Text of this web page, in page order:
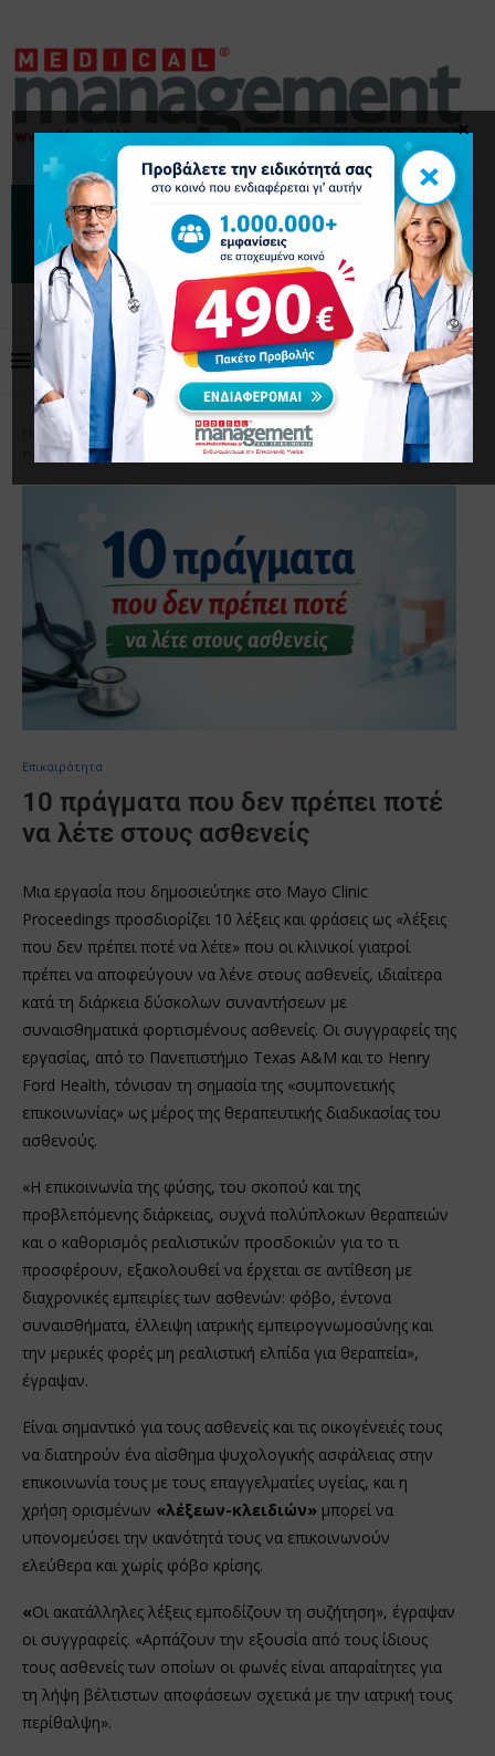
Home Επικαιρότητα
10 πράγματα που δεν πρέπει
ποτέ να λέτε στους ασθενείς
Επικαιρότητα
10 πράγματα που δεν πρέπει ποτέ
να λέτε στους ασθενείς
Μια εργασία που δημοσιεύτηκε στο Mayo Clinic
Proceedings προσδιορίζει 10 λέξεις και φράσεις ως «λέξεις
που δεν πρέπει ποτέ να λέτε» που οι κλινικοί γιατροί
πρέπει να αποφεύγουν να λένε στους ασθενείς, ιδιαίτερα
κατά τη διάρκεια δύσκολων συναντήσεων με
συναισθηματικά φορτισμένους ασθενείς. Οι συγγραφείς της
εργασίας, από το Πανεπιστήμιο Texas A&M και το Henry
Ford Health, τόνισαν τη σημασία της «συμπονετικής
επικοινωνίας» ως μέρος της θεραπευτικής διαδικασίας του
ασθενούς.
«Η επικοινωνία της φύσης, του σκοπού και της
προβλεπόμενης διάρκειας, συχνά πολύπλοκων θεραπειών
και ο καθορισμός ρεαλιστικών προσδοκιών για το τι
προσφέρουν, εξακολουθεί να έρχεται σε αντίθεση με
διαχρονικές εμπειρίες των ασθενών: φόβο, έντονα
συναισθήματα, έλλειψη ιατρικής εμπειρογνωμοσύνης και
την μερικές φορές μη ρεαλιστική ελπίδα για θεραπεία»,
έγραψαν.
Είναι σημαντικό για τους ασθενείς και τις οικογένειές τους
να διατηρούν ένα αίσθημα ψυχολογικής ασφάλειας στην
επικοινωνία τους με τους επαγγελματίες υγείας, και η
χρήση ορισμένων «λέξεων-κλειδιών» μπορεί να
υπονομεύσει την ικανότητά τους να επικοινωνούν
ελεύθερα και χωρίς φόβο κρίσης.
«Οι ακατάλληλες λέξεις εμποδίζουν τη συζήτηση», έγραψαν
οι συγγραφείς. «Αρπάζουν την εξουσία από τους ίδιους
τους ασθενείς των οποίων οι φωνές είναι απαραίτητες για
τη λήψη βέλτιστων αποφάσεων σχετικά με την ιατρική τους
περίθαλψη».
×
×